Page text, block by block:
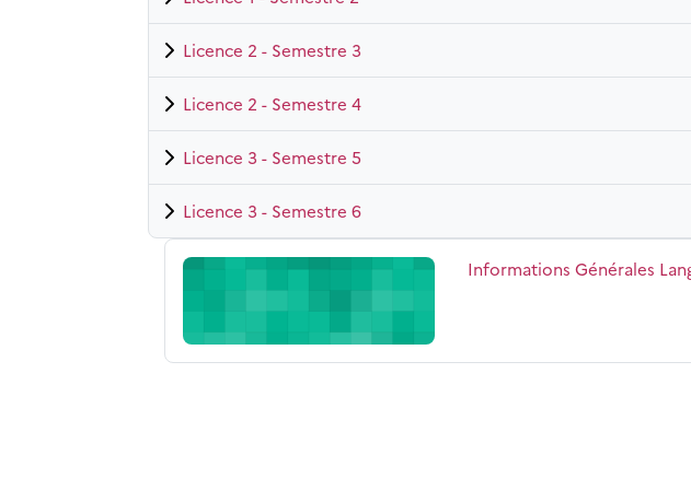
Licence 2 - Semestre 3
Licence 2 - Semestre 4
Licence 3 - Semestre 5
Licence 3 - Semestre 6
Informations Générales Langues Scandinaves
Nom du cours
Informations Générales